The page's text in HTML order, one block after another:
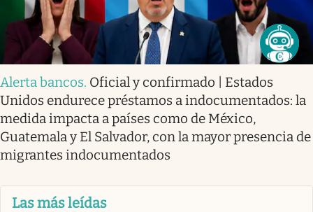
Alerta bancos. Oficial y confirmado | Estados
Unidos endurece préstamos a indocumentados: la
medida impacta a países como de México,
Guatemala y El Salvador, con la mayor presencia de
migrantes indocumentados
Las más leídas